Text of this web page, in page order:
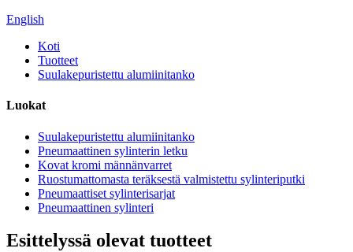
English
Koti
Tuotteet
Suulakepuristettu alumiinitanko
Luokat
Suulakepuristettu alumiinitanko
Pneumaattinen sylinterin letku
Kovat kromi männänvarret
Ruostumattomasta teräksestä valmistettu sylinteriputki
Pneumaattiset sylinterisarjat
Pneumaattinen sylinteri
Esittelyssä olevat tuotteet